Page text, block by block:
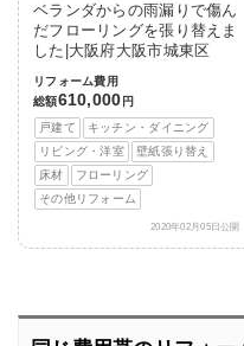
ベランダからの雨漏りで傷ん
だフローリングを張り替えま
した|大阪府大阪市城東区
リフォーム費用
総額610,000 円
戸建て
キッチン・ダイニング
リビング・洋室
壁紙張り替え
床材
フローリング
その他リフォーム
2020年02月05日公開